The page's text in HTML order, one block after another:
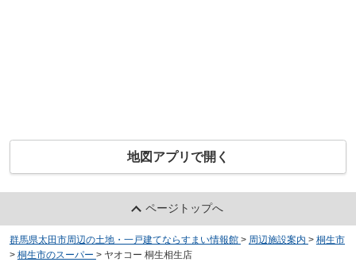
地図アプリで開く
ページトップへ
群馬県太田市周辺の土地・一戸建てならすまい情報館 > 周辺施設案内 > 桐生市
> 桐生市のスーパー > ヤオコー 桐生相生店